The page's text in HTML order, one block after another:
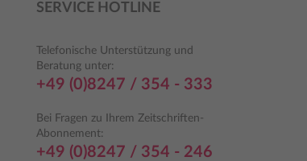
SERVICE HOTLINE
Telefonische Unterstützung und
Beratung unter:
+49 (0)8247 / 354 - 333
Bei Fragen zu Ihrem Zeitschriften-
Abonnement:
+49 (0)8247 / 354 - 246